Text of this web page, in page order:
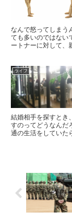
なんで怒ってしまう
ても多いのではない
ートナーに対して、
ライフ
結婚相手を探すとき
すのってどうなんだ
通の生活をしていた